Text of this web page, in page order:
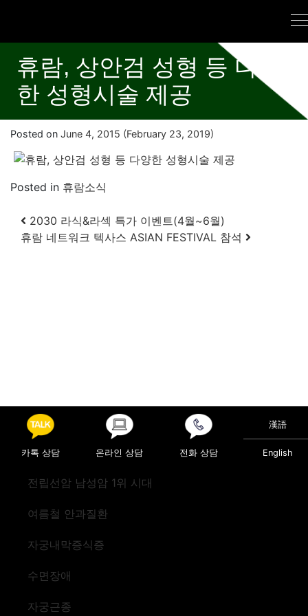
휴람, 상안검 성형 등 다양
한 성형시술 제공
Posted on June 4, 2015 (February 23, 2019)
Posted in 휴람소식
Post navigation
2030 라식&라섹 특가 이벤트(4월~6월)
휴람 네트워크 텍사스 ASIAN FESTIVAL 참석
카톡 상담 온라인 상담 전화 상담
漢語
English
전립선암 남성암 1위 시대
여름철 안과질환
자궁내막증식증
수면장애
자궁근종